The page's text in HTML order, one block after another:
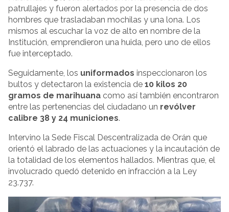
patrullajes y fueron alertados por la presencia de dos
hombres que trasladaban mochilas y una lona. Los
mismos al escuchar la voz de alto en nombre de la
Institución, emprendieron una huida, pero uno de ellos
fue interceptado.
Seguidamente, los uniformados inspeccionaron los
bultos y detectaron la existencia de 10 kilos 20
gramos de marihuana como así también encontraron
entre las pertenencias del ciudadano un revólver
calibre 38 y 24 municiones.
Intervino la Sede Fiscal Descentralizada de Orán que
orientó el labrado de las actuaciones y la incautación de
la totalidad de los elementos hallados. Mientras que, el
involucrado quedó detenido en infracción a la Ley
23.737.